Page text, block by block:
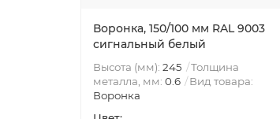
Воронка, 150/100 мм RAL 9003
сигнальный белый
Высота (мм): 245
Толщина
металла, мм: 0.6
Вид товара:
Воронка